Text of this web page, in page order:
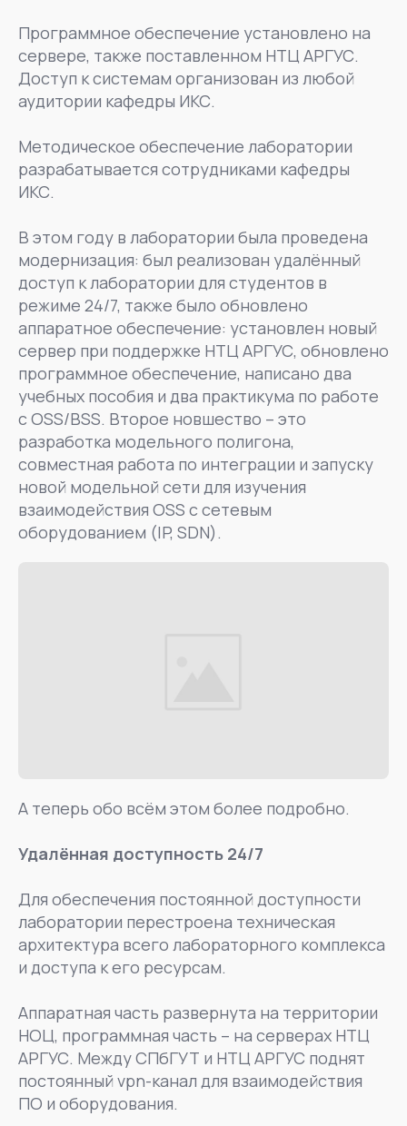
Программное обеспечение установлено на
сервере, также поставленном НТЦ АРГУС.
Доступ к системам организован из любой
аудитории кафедры ИКС.
Методическое обеспечение лаборатории
разрабатывается сотрудниками кафедры
ИКС.
В этом году в лаборатории была проведена
модернизация: был реализован удалённый
доступ к лаборатории для студентов в
режиме 24/7, также было обновлено
аппаратное обеспечение: установлен новый
сервер при поддержке НТЦ АРГУС, обновлено
программное обеспечение, написано два
учебных пособия и два практикума по работе
с OSS/BSS. Второе новшество – это
разработка модельного полигона,
совместная работа по интеграции и запуску
новой модельной сети для изучения
взаимодействия OSS с сетевым
оборудованием (IP, SDN).
А теперь обо всём этом более подробно.
Удалённая доступность 24/7
Для обеспечения постоянной доступности
лаборатории перестроена техническая
архитектура всего лабораторного комплекса
и доступа к его ресурсам.
Аппаратная часть развернута на территории
НОЦ, программная часть – на серверах НТЦ
АРГУС. Между СПбГУТ и НТЦ АРГУС поднят
постоянный vpn-канал для взаимодействия
ПО и оборудования.